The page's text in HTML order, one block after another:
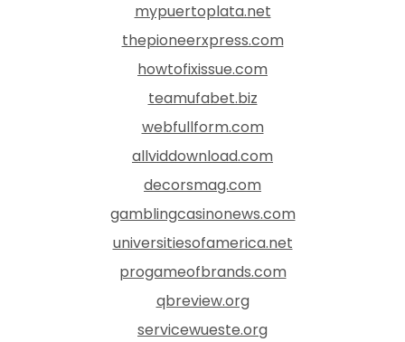
mypuertoplata.net
thepioneerxpress.com
howtofixissue.com
teamufabet.biz
webfullform.com
allviddownload.com
decorsmag.com
gamblingcasinonews.com
universitiesofamerica.net
progameofbrands.com
qbreview.org
servicewueste.org